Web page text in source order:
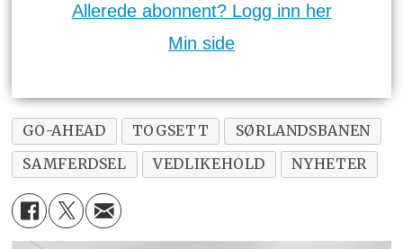
Allerede abonnent? Logg inn her
Min side
GO-AHEAD TOGSETT
SØRLANDSBANEN
SAMFERDSEL
VEDLIKEHOLD NYHETER